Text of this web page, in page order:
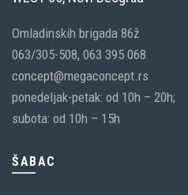
Omladinskih brigada 86ž
063/305-508, 063 395 068
concept@megaconcept.rs
ponedeljak-petak: od 10h – 20h;
subota: od 10h – 15h
ŠABAC